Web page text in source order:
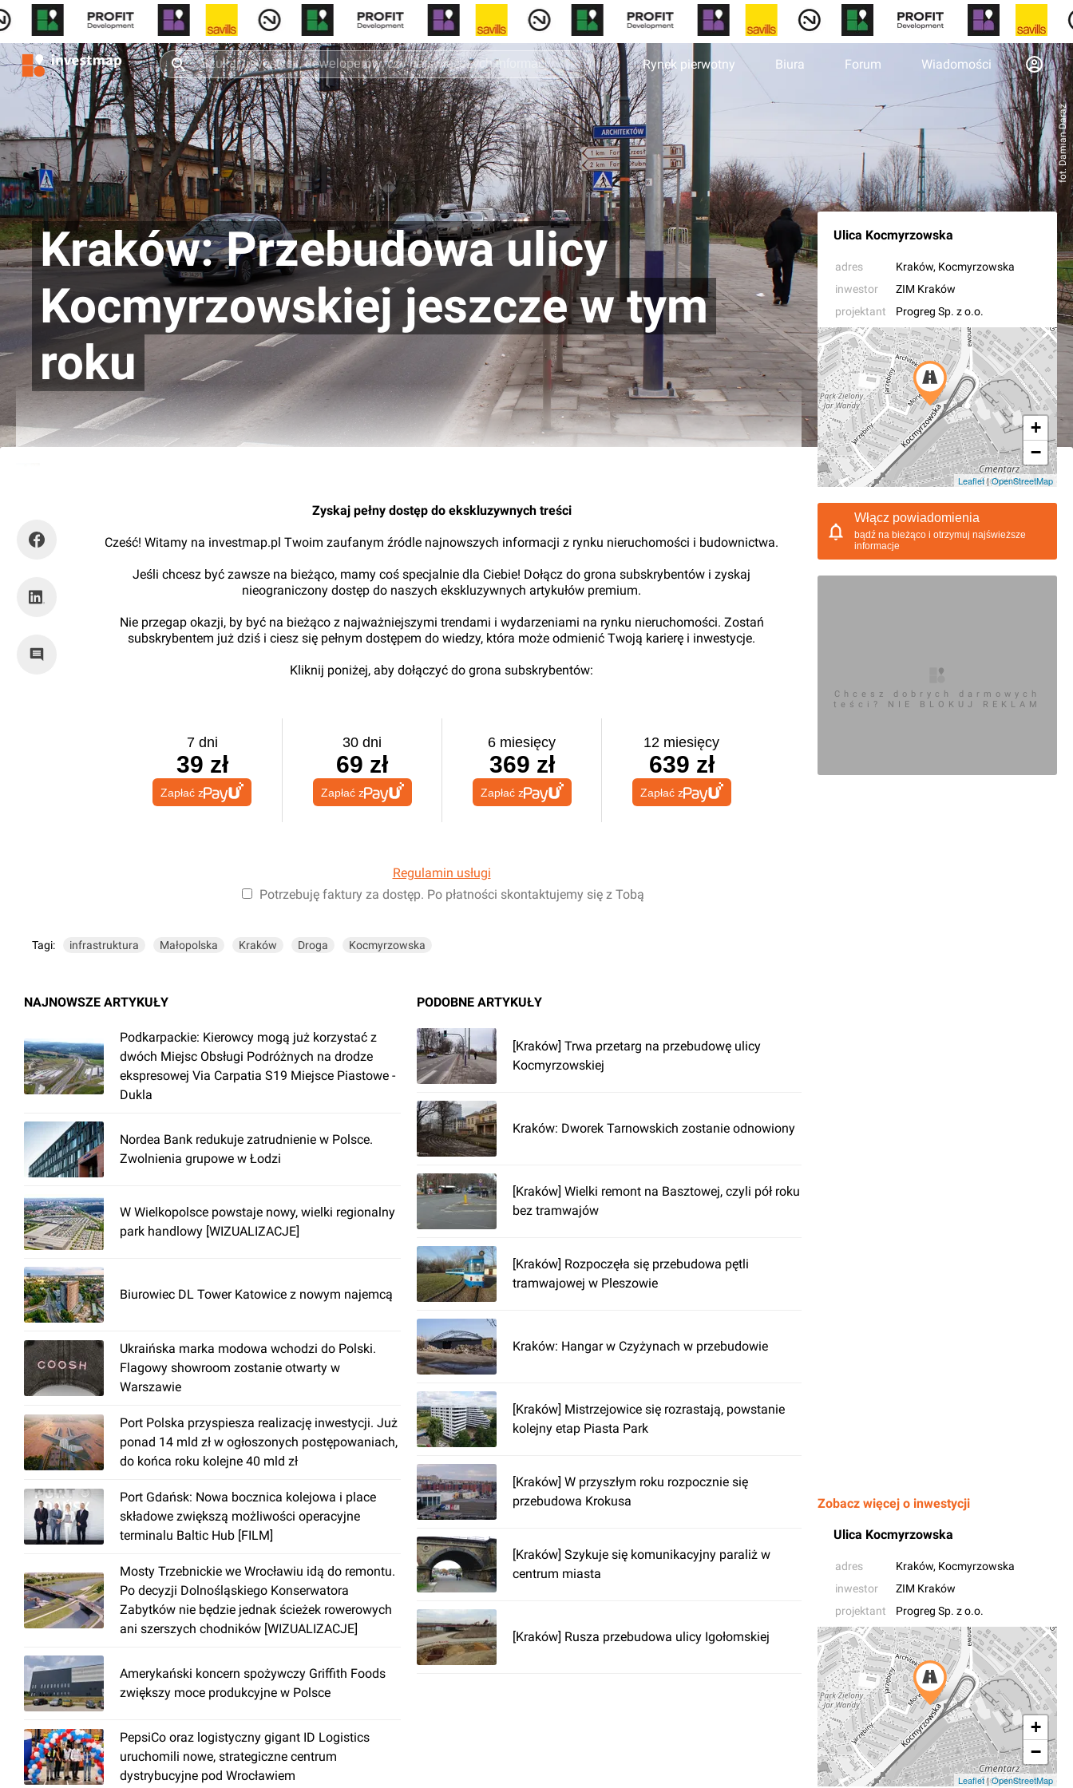
Rynek pierwotny Biura Forum Wiadomości
fot. Damian Daraż
Kraków: Przebudowa ulicy
Kocmyrzowskiej jeszcze w tym
roku
Ulica Kocmyrzowska
adres Kraków, Kocmyrzowska
inwestor
ZIM Kraków
projektant
Progreg Sp. z o.o.
+
−
Leaflet|OpenStreetMap
Zyskaj pełny dostęp do ekskluzywnych treści
Cześć! Witamy na investmap.pl Twoim zaufanym źródle najnowszych informacji z rynku nieruchomości i budownictwa.
Jeśli chcesz być zawsze na bieżąco, mamy coś specjalnie dla Ciebie! Dołącz do grona subskrybentów i zyskaj
nieograniczony dostęp do naszych ekskluzywnych artykułów premium.
Nie przegap okazji, by być na bieżąco z najważniejszymi trendami i wydarzeniami na rynku nieruchomości. Zostań
subskrybentem już dziś i ciesz się pełnym dostępem do wiedzy, która może odmienić Twoją karierę i inwestycje.
Kliknij poniżej, aby dołączyć do grona subskrybentów:
7 dni
39 zł
Zapłać z
30 dni
69 zł
Zapłać z
6 miesięcy
369 zł
Zapłać z
12 miesięcy
639 zł
Zapłać z
Regulamin usługi
Potrzebuję faktury za dostęp. Po płatności skontaktujemy się z Tobą
Tagi: infrastruktura Małopolska Kraków Droga Kocmyrzowska
NAJNOWSZE ARTYKUŁY
Podkarpackie: Kierowcy mogą już korzystać z
dwóch Miejsc Obsługi Podróżnych na drodze
ekspresowej Via Carpatia S19 Miejsce Piastowe -
Dukla
Nordea Bank redukuje zatrudnienie w Polsce.
Zwolnienia grupowe w Łodzi
W Wielkopolsce powstaje nowy, wielki regionalny
park handlowy [WIZUALIZACJE]
Biurowiec DL Tower Katowice z nowym najemcą
Ukraińska marka modowa wchodzi do Polski.
Flagowy showroom zostanie otwarty w
Warszawie
Port Polska przyspiesza realizację inwestycji. Już
ponad 14 mld zł w ogłoszonych postępowaniach,
do końca roku kolejne 40 mld zł
Port Gdańsk: Nowa bocznica kolejowa i place
składowe zwiększą możliwości operacyjne
terminalu Baltic Hub [FILM]
Mosty Trzebnickie we Wrocławiu idą do remontu.
Po decyzji Dolnośląskiego Konserwatora
Zabytków nie będzie jednak ścieżek rowerowych
ani szerszych chodników [WIZUALIZACJE]
Amerykański koncern spożywczy Griffith Foods
zwiększy moce produkcyjne w Polsce
PepsiCo oraz logistyczny gigant ID Logistics
uruchomili nowe, strategiczne centrum
dystrybucyjne pod Wrocławiem
PODOBNE ARTYKUŁY
[Kraków] Trwa przetarg na przebudowę ulicy
Kocmyrzowskiej
Kraków: Dworek Tarnowskich zostanie odnowiony
[Kraków] Wielki remont na Basztowej, czyli pół roku
bez tramwajów
[Kraków] Rozpoczęła się przebudowa pętli
tramwajowej w Pleszowie
Kraków: Hangar w Czyżynach w przebudowie
[Kraków] Mistrzejowice się rozrastają, powstanie
kolejny etap Piasta Park
[Kraków] W przyszłym roku rozpocznie się
przebudowa Krokusa
[Kraków] Szykuje się komunikacyjny paraliż w
centrum miasta
[Kraków] Rusza przebudowa ulicy Igołomskiej
Włącz powiadomienia
bądź na bieżąco i otrzymuj najświeższe
informacje
Chcesz dobrych darmowych
teści? NIE BLOKUJ REKLAM
Zobacz więcej o inwestycji
Ulica Kocmyrzowska
adres Kraków, Kocmyrzowska
inwestor
ZIM Kraków
projektant
Progreg Sp. z o.o.
+
−
Leaflet|OpenStreetMap